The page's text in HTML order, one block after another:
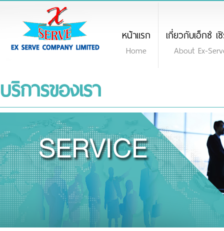
หน้าแรก
Home
เกี่ยวกับเอ็กซ์ เ
About Ex-
บริการของเรา